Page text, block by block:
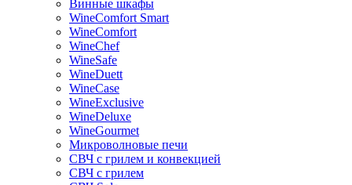
Винные шкафы
WineComfort Smart
WineComfort
WineChef
WineSafe
WineDuett
WineCase
WineExclusive
WineDeluxe
WineGourmet
Микроволновые печи
СВЧ с грилем и конвекцией
СВЧ с грилем